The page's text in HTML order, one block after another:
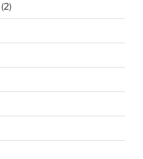
(2)